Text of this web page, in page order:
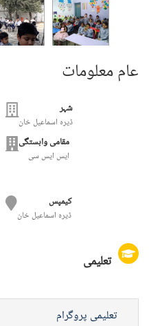
عام معلومات
شہر
ڈیرہ اسماعیل خان
مقامی وابستگی
ایس ایس سی
کیمپس
ڈیرہ اسماعیل خان
تعلیمی
تعلیمی پروگرام